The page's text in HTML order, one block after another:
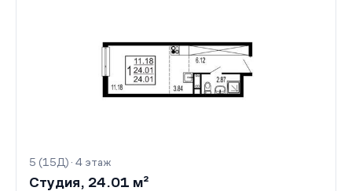
5 (15Д) · 4 этаж
Студия, 24.01 м²